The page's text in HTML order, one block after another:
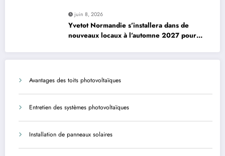
juin 8, 2026
Yvetot Normandie s’installera dans de
nouveaux locaux à l’automne 2027 pour
Avantages des toits photovoltaïques
Entretien des systèmes photovoltaïques
Installation de panneaux solaires